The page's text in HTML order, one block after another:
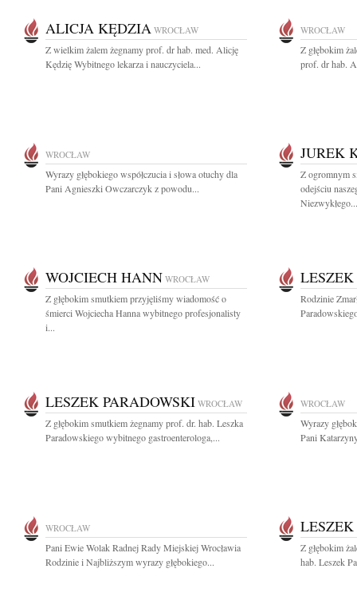
ALICJA KĘDZIA WROCŁAW
Z wielkim żalem żegnamy prof. dr hab. med. Alicję
Kędzię Wybitnego lekarza i nauczyciela...
WROCŁAW
Z głębokim
prof. dr hab.
WROCŁAW
Wyrazy głębokiego współczucia i słowa otuchy dla
Pani Agnieszki Owczarczyk z powodu...
JUREK
Z ogromnym
odejściu
Niezwykłego...
WOJCIECH HANN WROCŁAW
Z głębokim smutkiem przyjęliśmy wiadomość o
śmierci Wojciecha Hanna wybitnego profesjonalisty
i...
Rodzinie
LESZEK PARADOWSKI WROCŁAW
Z głębokim smutkiem żegnamy prof. dr. hab. Leszka
Paradowskiego wybitnego gastroenterologa,...
WROCŁAW
Wyrazy
Pani
WROCŁAW
Pani Ewie Wolak Radnej Rady Miejskiej Wrocławia
Rodzinie i Najbliższym wyrazy głębokiego...
Z głębokim
hab. Leszek